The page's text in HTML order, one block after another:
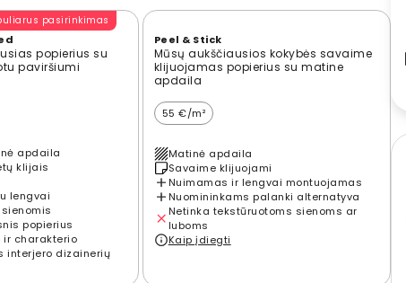
pasirinkimas
popierius su
paviršiumi
apdaila
klijais
lengvai
popierius
ir charakterio
interjero dizainerių
Peel & Stick
Mūsų aukščiausios kokybės savaime
klijuojamas popierius su matine
apdaila
55 €/m²
Matinė apdaila
Savaime klijuojami
Nuimamas ir lengvai montuojamas
Nuomininkams palanki alternatyva
Netinka tekstūruotoms sienoms ar
luboms
Kaip įdiegti